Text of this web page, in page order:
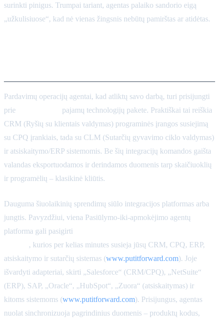
surinkti pinigus. Trumpai tariant, agentas palaiko sandorio eigą
„užkulisiuose“, kad nė vienas žingsnis nebūtų pamirštas ar atidėtas.
Pardavimų operacijų agentai, kad atliktų savo darbą, turi prisijungti
prie
pajamų technologijų pakete. Praktiškai tai reiškia
CRM (Ryšių su klientais valdymas) programinės įrangos susiejimą
su CPQ įrankiais, tada su CLM (Sutarčių gyvavimo ciklo valdymas)
ir atsiskaitymo/ERP sistemomis. Be šių integracijų komandos gaišta
valandas eksportuodamos ir derindamos duomenis tarp skaičiuoklių
ir programėlių – klasikinė kliūtis.
Dauguma šiuolaikinių sprendimų siūlo integracijos platformas arba
jungtis. Pavyzdžiui, viena Pasiūlymo-iki-apmokėjimo agentų
platforma gali pasigirti
, kurios per kelias minutes susieja jūsų CRM, CPQ, ERP,
atsiskaitymo ir sutarčių sistemas (www.putitforward.com). Joje
išvardyti adapteriai, skirti „Salesforce“ (CRM/CPQ), „NetSuite“
(ERP), SAP, „Oracle“, „HubSpot“, „Zuora“ (atsiskaitymas) ir
kitoms sistemoms (www.putitforward.com). Prisijungus, agentas
nuolat sinchronizuoja pagrindinius duomenis – produktų kodus,